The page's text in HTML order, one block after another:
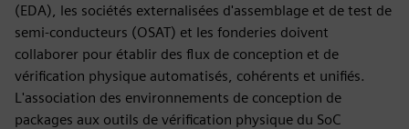
(EDA), les sociétés externalisées d'assemblage et de test de
semi-conducteurs (OSAT) et les fonderies doivent
collaborer pour établir des flux de conception et de
vérification physique automatisés, cohérents et unifiés.
L'association des environnements de conception de
packages aux outils de vérification physique du SoC